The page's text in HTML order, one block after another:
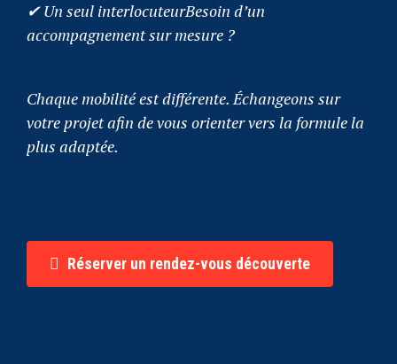
✔ Un seul interlocuteurBesoin d’un
accompagnement sur mesure ?
Chaque mobilité est différente. Échangeons sur
votre projet afin de vous orienter vers la formule la
plus adaptée.
Réserver un rendez-vous découverte